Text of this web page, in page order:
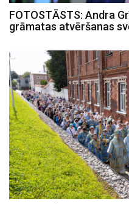
FOTOSTĀSTS: Andra
grāmatas atvēršanas